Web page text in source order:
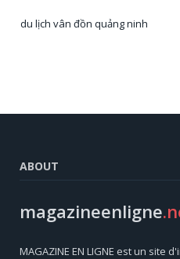
du lịch vân đồn quảng ninh
ABOUT
magazineenligne
MAGAZINE EN LIGNE est un site